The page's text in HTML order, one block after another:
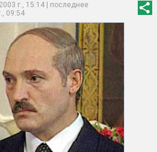
г., 15:14 | последнее
09:54